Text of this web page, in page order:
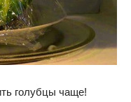
голубцы чаще!